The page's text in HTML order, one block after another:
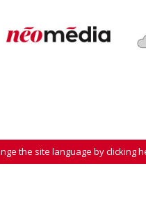
the site language by clicking